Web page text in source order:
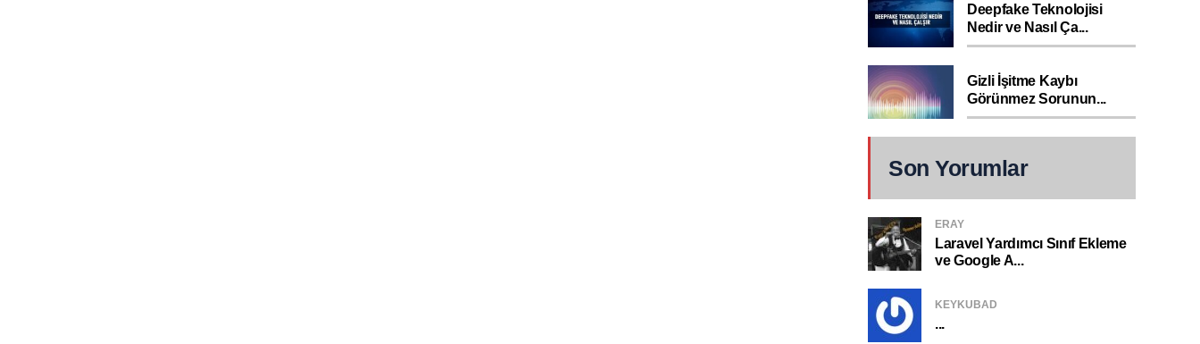
Deepfake Teknolojisi
Nedir ve Nasıl Ça...
Gizli İşitme Kaybı
Görünmez Sorunun...
Son Yorumlar
ERAY
Laravel Yardımcı Sınıf Ekleme
ve Google A...
KEYKUBAD
...